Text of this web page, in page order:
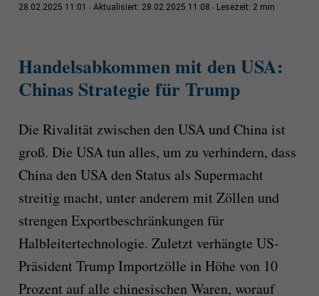
28.02.2025 11:01 Aktualisiert: 28.02.2025 11:08 Lesezeit: 2 min
Handelsabkommen mit den USA:
Chinas Strategie für Trump
Die Rivalität zwischen den USA und China ist
groß. Die USA tun alles, um zu verhindern, dass
China den USA den Status als Supermacht
streitig macht, unter anderem mit Zöllen und
strengen Exportbeschränkungen für
Halbleitertechnologie. Zuletzt verhängte US-
Präsident Trump Importzölle in Höhe von 10
Prozent auf alle chinesischen Waren, worauf